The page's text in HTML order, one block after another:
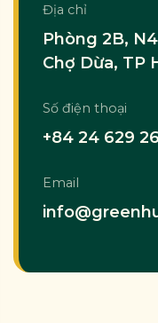
Địa chỉ
Phòng 2B,
Chợ Dừa, TP
Số điện thoại
+84 24 629
Email